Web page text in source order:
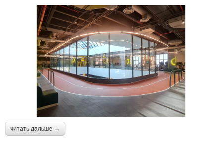
читать дальше →